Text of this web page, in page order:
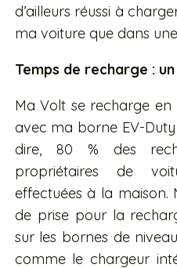
d’ailleurs réussi à
ma voiture que dans
Temps de recharge :
Ma Volt se recharge
avec ma borne EV-
dire, 80 % des
propriétaires de
effectuées à la maison.
de prise pour la
sur les bornes de
comme le chargeur